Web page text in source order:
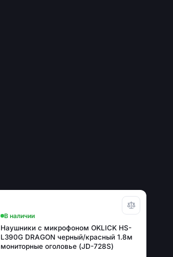
В наличии
Наушники с микрофоном OKLICK HS-
L390G DRAGON черный/красный 1.8м
мониторные оголовье (JD-728S)